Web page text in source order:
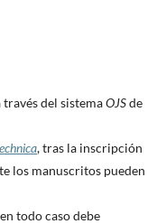
del sistemaOJSde
, tras la inscripción
los manuscritos pueden
todo caso debe